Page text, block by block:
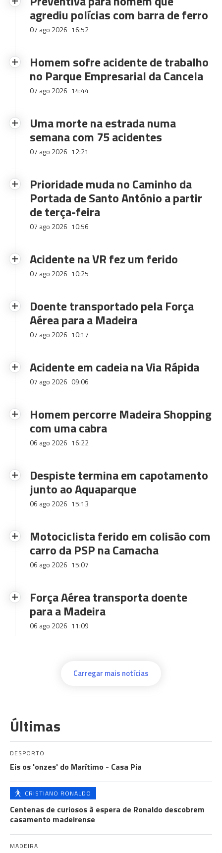
agrediu polícias com barra de ferro
07 ago 2026 16:52
Homem sofre acidente de trabalho
no Parque Empresarial da Cancela
07 ago 2026 14:44
Uma morte na estrada numa
semana com 75 acidentes
07 ago 2026 12:21
Prioridade muda no Caminho da
Portada de Santo António a partir
de terça-feira
07 ago 2026 10:56
Acidente na VR fez um ferido
07 ago 2026 10:25
Doente transportado pela Força
Aérea para a Madeira
07 ago 2026 10:17
Acidente em cadeia na Via Rápida
07 ago 2026 09:06
Homem percorre Madeira Shopping
com uma cabra
06 ago 2026 16:22
Despiste termina em capotamento
junto ao Aquaparque
06 ago 2026 15:13
Motociclista ferido em colisão com
carro da PSP na Camacha
06 ago 2026 15:07
Força Aérea transporta doente
para a Madeira
06 ago 2026 11:09
Carregar mais notícias
Últimas
DESPORTO
Eis os 'onzes' do Marítimo - Casa Pia
CRISTIANO RONALDO
Centenas de curiosos à espera de Ronaldo descobrem
casamento madeirense
MADEIRA